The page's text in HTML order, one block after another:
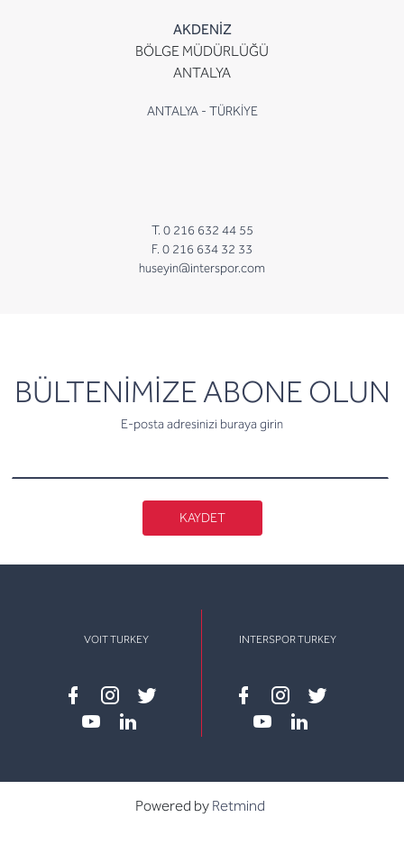
AKDENİZ
BÖLGE MÜDÜRLÜĞÜ
ANTALYA
ANTALYA - TÜRKİYE
T. 0 216 632 44 55
F. 0 216 634 32 33
huseyin@interspor.com
BÜLTENİMİZE ABONE OLUN
E-posta adresinizi buraya girin
newsletter
KAYDET
VOIT TURKEY
Facebook
instagram
twitter
INTERSPOR TURKEY
Facebook
instagram
twitter
Powered by Retmind